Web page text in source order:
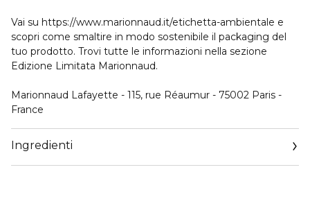
Vai su https://www.marionnaud.it/etichetta-ambientale e
scopri come smaltire in modo sostenibile il packaging del
tuo prodotto. Trovi tutte le informazioni nella sezione
Edizione Limitata Marionnaud.
Marionnaud Lafayette - 115, rue Réaumur - 75002 Paris -
France
Ingredienti